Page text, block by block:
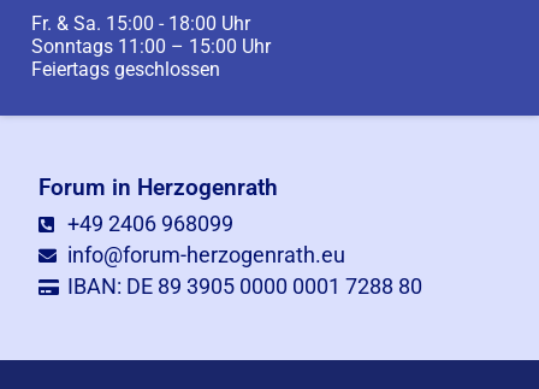
Fr. & Sa. 15:00 - 18:00 Uhr
Sonntags 11:00 – 15:00 Uhr
Feiertags geschlossen
Forum in Herzogenrath
+49 2406 968099
info@forum-herzogenrath.eu
IBAN: DE 89 3905 0000 0001 7288 80